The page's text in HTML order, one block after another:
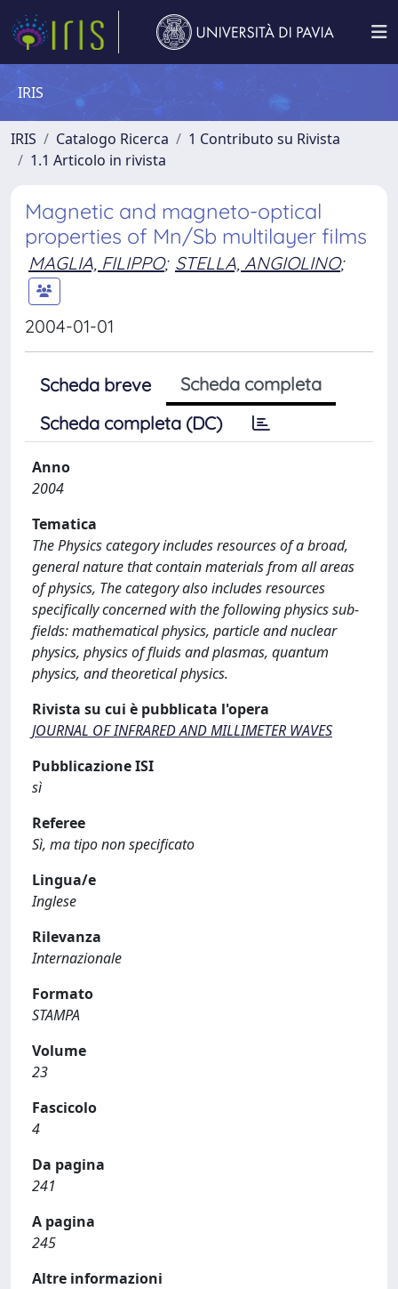
IRIS
IRIS Catalogo Ricerca
1 Contributo su Rivista
1.1 Articolo in rivista
Magnetic and magneto-optical
properties of Mn/Sb multilayer films
MAGLIA, FILIPPO; STELLA, ANGIOLINO;
2004-01-01
Scheda breve
Scheda completa
Scheda completa (DC)
Anno
2004
Tematica
The Physics category includes resources of a broad,
general nature that contain materials from all areas
of physics, The category also includes resources
specifically concerned with the following physics sub-
fields: mathematical physics, particle and nuclear
physics, physics of fluids and plasmas, quantum
physics, and theoretical physics.
Rivista su cui è pubblicata l'opera
JOURNAL OF INFRARED AND MILLIMETER WAVES
Pubblicazione ISI
sì
Referee
Sì, ma tipo non specificato
Lingua/e
Inglese
Rilevanza
Internazionale
Formato
STAMPA
Volume
23
Fascicolo
4
Da pagina
241
A pagina
245
Altre informazioni